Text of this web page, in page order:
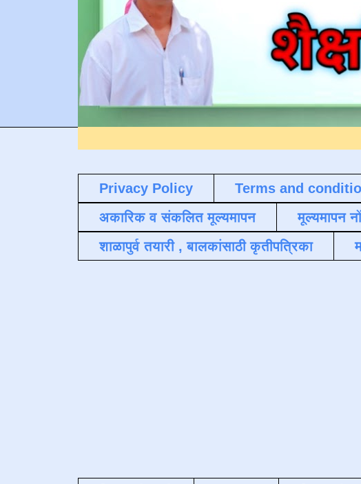
Privacy Policy Terms and
अकारिक व संकलित मूल्यमापन
मूल्यमापन
शाळापुर्व तयारी , बालकांसाठी कृतीपत्रिका